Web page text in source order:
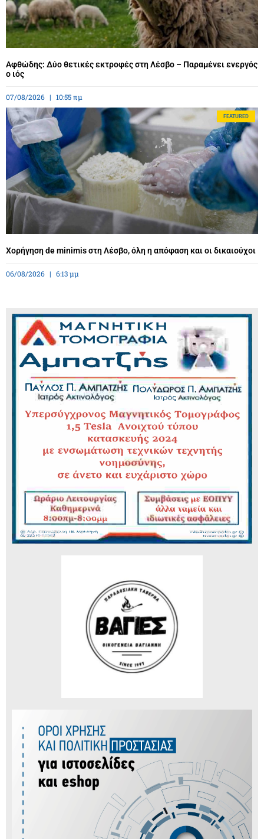
Αφθώδης: Δύο θετικές εκτροφές στη Λέσβο – Παραμένει ενεργός
ο ιός
07/08/2026 10:55 πμ
FEATURED
Χορήγηση de minimis στη Λέσβο, όλη η απόφαση και οι δικαιούχοι
06/08/2026 6:13 μμ